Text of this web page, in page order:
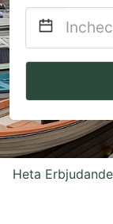
to
with
the
Heta